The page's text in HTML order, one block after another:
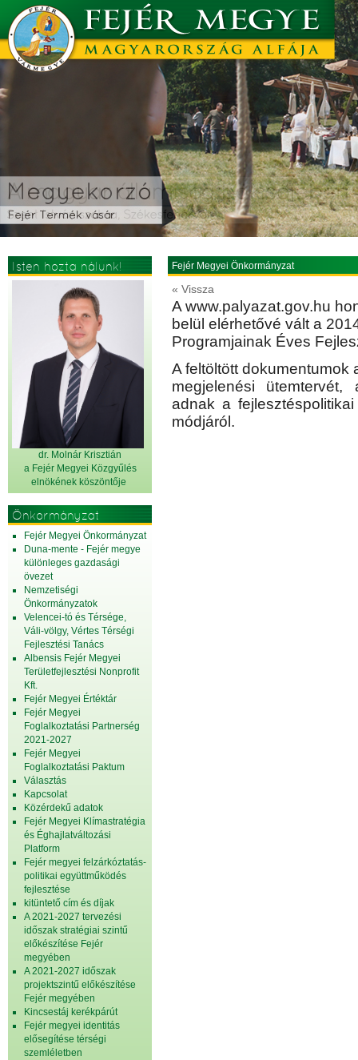
Isten hozta nálunk!
dr. Molnár Krisztián
a Fejér Megyei Közgyűlés
elnökének köszöntője
Önkormányzat
Fejér Megyei Önkormányzat
Duna-mente - Fejér megye
különleges gazdasági
övezet
Nemzetiségi
Önkormányzatok
Velencei-tó és Térsége,
Váli-völgy, Vértes Térségi
Fejlesztési Tanács
Albensis Fejér Megyei
Területfejlesztési Nonprofit
Kft.
Fejér Megyei Értéktár
Fejér Megyei
Foglalkoztatási Partnerség
2021-2027
Fejér Megyei
Foglalkoztatási Paktum
Választás
Kapcsolat
Közérdekű adatok
Fejér Megyei Klímastratégia
és Éghajlatváltozási
Platform
Fejér megyei felzárkóztatás-
politikai együttműködés
fejlesztése
kitüntető cím és díjak
A 2021-2027 tervezési
időszak stratégiai szintű
előkészítése Fejér
megyében
A 2021-2027 időszak
projektszintű előkészítése
Fejér megyében
Kincsestáj kerékpárút
Fejér megyei identitás
elősegítése térségi
szemléletben
Fejér Megyei Önkormányzat
« Vissza
A www.palyazat.gov.hu
belül elérhetővé vált a
Programjainak Éves
A feltöltött dokumentumok
megjelenési
adnak a
módjáról.